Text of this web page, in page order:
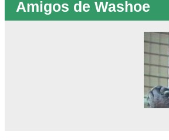
Amigos de Washoe